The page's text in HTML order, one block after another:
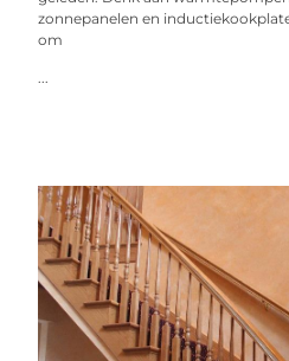
zonnepanelen en
om
...